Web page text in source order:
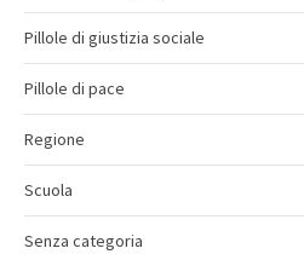
Pillole di giustizia sociale
Pillole di pace
Regione
Scuola
Senza categoria